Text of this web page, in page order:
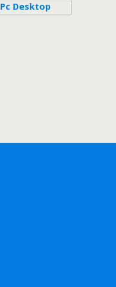
Pc Desktop